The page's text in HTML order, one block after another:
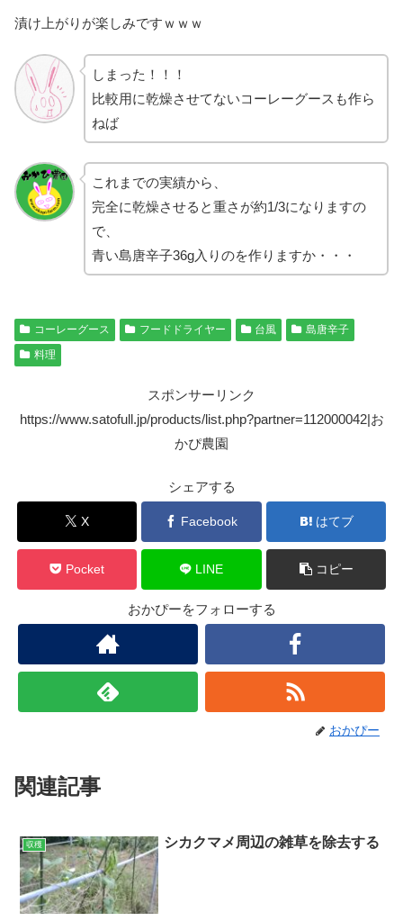
漬け上がりが楽しみですｗｗｗ
しまった！！！
比較用に乾燥させてないコーレーグースも作ら
ねば
これまでの実績から、
完全に乾燥させると重さが約1/3になりますの
で、
青い島唐辛子36g入りのを作りますか・・・
コーレーグース フードドライヤー 台風
島唐辛子
料理
スポンサーリンク
https://www.satofull.jp/products/list.php?partner=112000042|お
かぴ農園
シェアする
X Facebook はてブ
Pocket LINE コピー
おかぴーをフォローする
おかぴー
関連記事
収穫 シカクマメ周辺の雑草を除去する